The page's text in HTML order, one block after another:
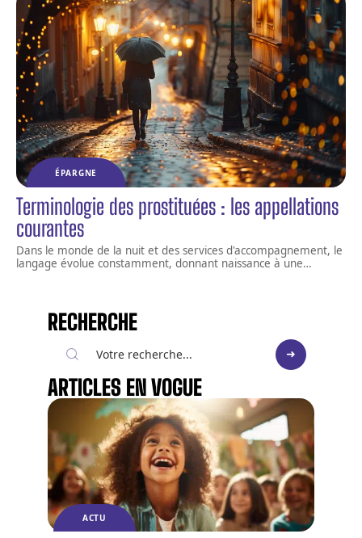
ÉPARGNE
Terminologie des prostituées : les appellations
courantes
Dans le monde de la nuit et des services d'accompagnement, le
langage évolue constamment, donnant naissance à une…
RECHERCHE
ARTICLES EN VOGUE
ACTU